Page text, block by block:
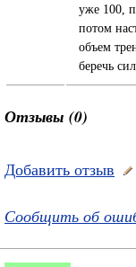
уже 100,
потом
объем
беречь
Отзывы (0)
Добавить отзыв
Сообщить об